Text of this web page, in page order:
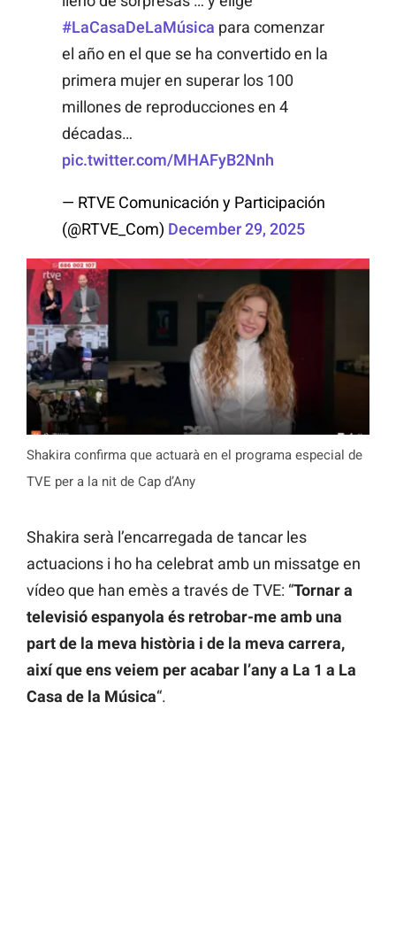
#LaCasaDeLaMúsica para comenzar
el año en el que se ha convertido en la
primera mujer en superar los 100
millones de reproducciones en 4
décadas…
pic.twitter.com/MHAFyB2Nnh
— RTVE Comunicación y Participación
(@RTVE_Com) December 29, 2025
Shakira confirma que actuarà en el programa especial de
TVE per a la nit de Cap d’Any
Shakira serà l’encarregada de tancar les
actuacions i ho ha celebrat amb un missatge en
vídeo que han emès a través de TVE: “Tornar a
televisió espanyola és retrobar-me amb una
part de la meva història i de la meva carrera,
així que ens veiem per acabar l’any a La 1 a La
Casa de la Música“.